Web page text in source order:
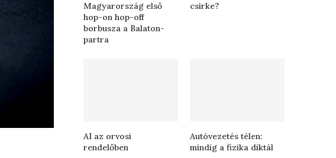
Magyarország első
hop-on hop-off
borbusza a Balaton-
partra
csirke?
AI az orvosi
rendelőben
Autóvezetés télen:
mindig a fizika diktál